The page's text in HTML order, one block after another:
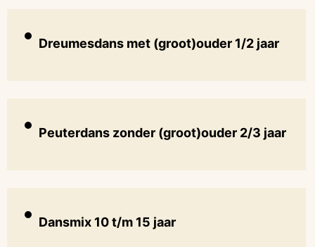
Dreumesdans met (groot)ouder 1/2 jaar
Peuterdans zonder (groot)ouder 2/3 jaar
Dansmix 10 t/m 15 jaar